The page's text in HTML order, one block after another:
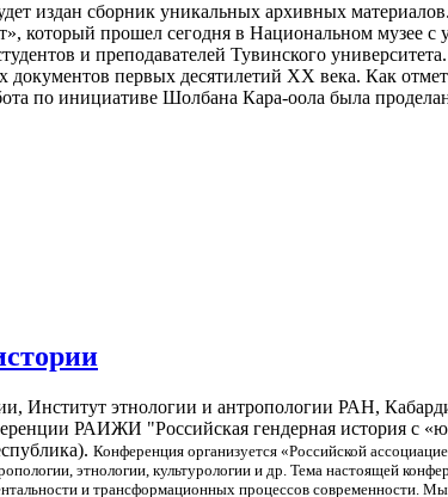
издан сборник уникальных архивных
который прошел сегодня в Национальном музее с
и преподавателей Тувинского
документов первых десятилетий XX века. Как
по инициативе Шолбана Кара-оола была
Институт этнологии и антропологии РАН,
РАИЖИ "Российская гендерная история с
Конференция организуется «Российской
этнологии, культурологии и др.Тема настоящей
и трансформационных процессов современности.